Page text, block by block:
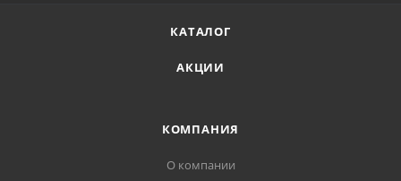
КАТАЛОГ
АКЦИИ
КОМПАНИЯ
О компании